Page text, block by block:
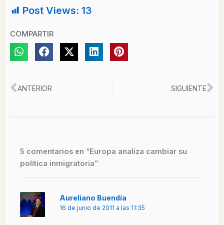
Post Views: 13
COMPARTIR
Ant
ANTERIOR SIGUIENTE
5 comentarios en “Europa analiza cambiar su
política inmigratoria”
Aureliano Buendía
16 de junio de 2011 a las 11:35